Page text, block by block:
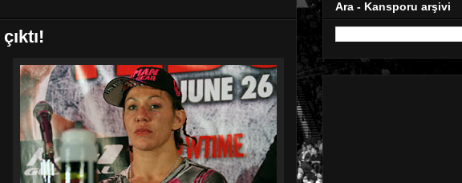
Ara - Kansporu arşivi